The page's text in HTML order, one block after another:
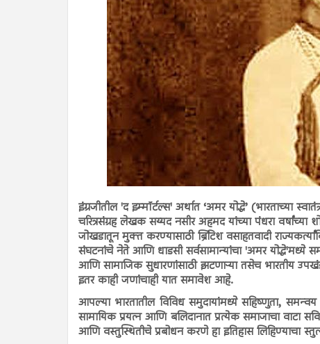
इंग्रजीतील 'द इम्मॉर्टल्स' अर्थात ‘अमर योद्धे’ (भारताच्या
चरित्रसंग्रह लेखक सय्यद नसीर अहमद यांच्या पंधरा
जोखडातून मुक्त करण्यासाठी ब्रिटिश वसाहतवादी
संघटनांचे नेते आणि धाडसी सर्वसामान्यांचा 'अमर योद्धे'मध्ये
आणि सामाजिक सुधारणांसाठी झटणाऱ्या तसेच भारतीय
इतर काही जणांचाही यात समावेश आहे.
आपल्या भारतातील विविध समुदायांमध्ये सहिष्णुता,
सामायिक प्रयत्न आणि बलिदानात प्रत्येक समाजाचा वाटा
आणि वस्तुस्थितीचे प्रबोधन करणे हा इतिहास लिहिण्याचा